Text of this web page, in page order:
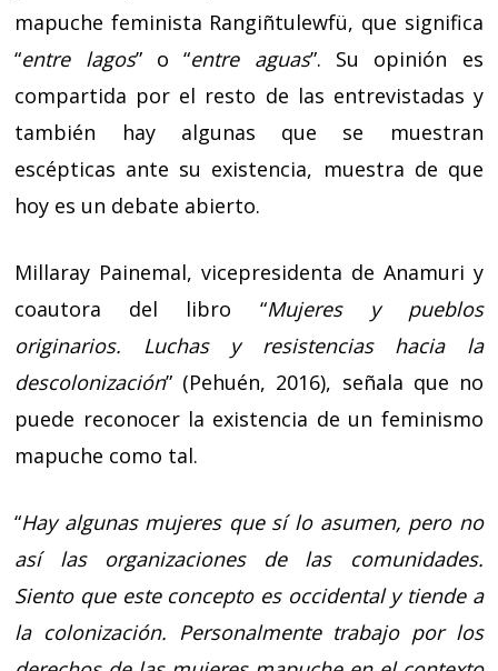
mapuche feminista Rangiñtulewfü, que significa
“entre lagos” o “entre aguas”. Su opinión es
compartida por el resto de las entrevistadas y
también hay algunas que se muestran
escépticas ante su existencia, muestra de que
hoy es un debate abierto.
Millaray Painemal, vicepresidenta de Anamuri y
coautora del libro “Mujeres y pueblos
originarios. Luchas y resistencias hacia la
descolonización” (Pehuén, 2016), señala que no
puede reconocer la existencia de un feminismo
mapuche como tal.
“Hay algunas mujeres que sí lo asumen, pero no
así las organizaciones de las comunidades.
Siento que este concepto es occidental y tiende a
la colonización. Personalmente trabajo por los